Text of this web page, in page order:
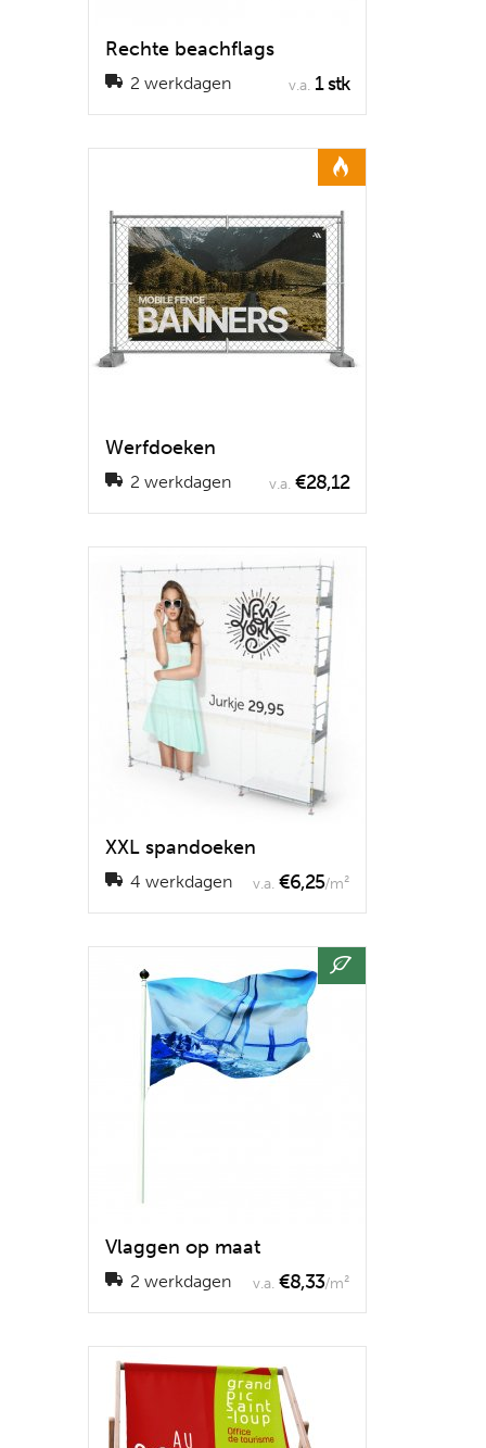
Rechte beachflags
2 werkdagen v.a. 1 stk
Werfdoeken
2 werkdagen v.a. €28,12
XXL spandoeken
4 werkdagen v.a. €6,25/m²
Vlaggen op maat
2 werkdagen v.a. €8,33/m²